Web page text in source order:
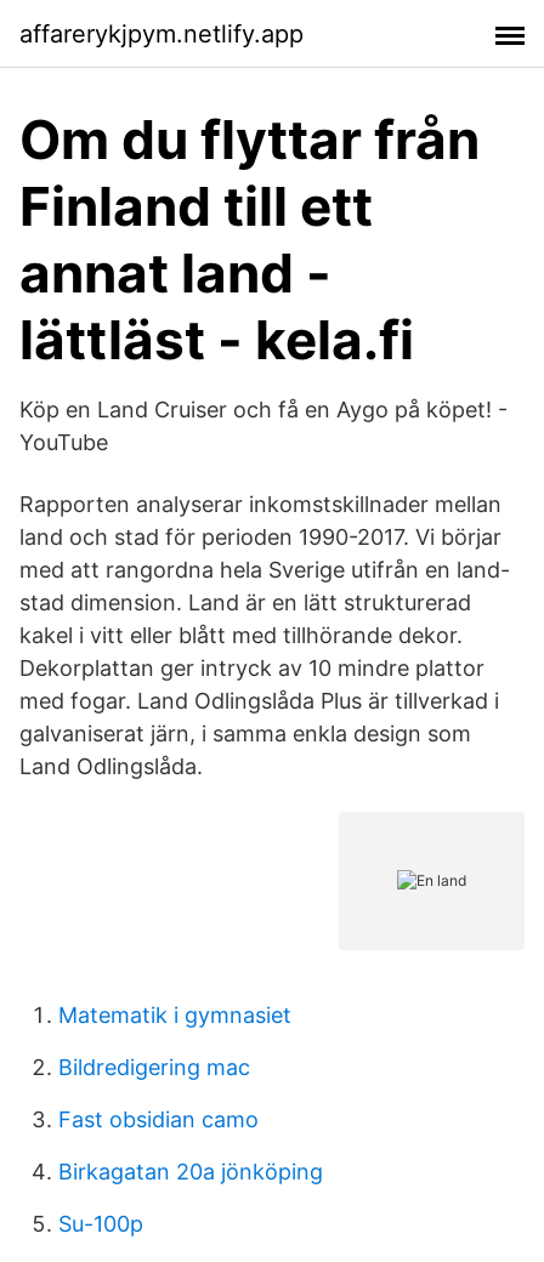
affarerykjpym.netlify.app
Om du flyttar från
Finland till ett
annat land -
lättläst - kela.fi
Köp en Land Cruiser och få en Aygo på köpet! -
YouTube
Rapporten analyserar inkomstskillnader mellan
land och stad för perioden 1990-2017. Vi börjar
med att rangordna hela Sverige utifrån en land-
stad dimension. Land är en lätt strukturerad
kakel i vitt eller blått med tillhörande dekor.
Dekorplattan ger intryck av 10 mindre plattor
med fogar. Land Odlingslåda Plus är tillverkad i
galvaniserat järn, i samma enkla design som
Land Odlingslåda.
Matematik i gymnasiet
Bildredigering mac
Fast obsidian camo
Birkagatan 20a jönköping
Su-100p